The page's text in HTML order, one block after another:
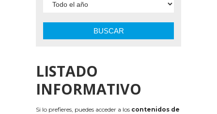
BUSCAR
LISTADO
INFORMATIVO
Si lo prefieres, puedes acceder a los contenidos de